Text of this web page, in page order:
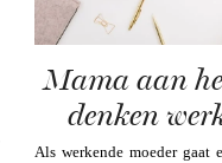
Mama aan
denken
Als werkende moeder